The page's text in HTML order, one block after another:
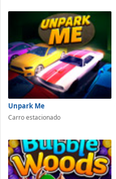
Unpark Me
Carro estacionado